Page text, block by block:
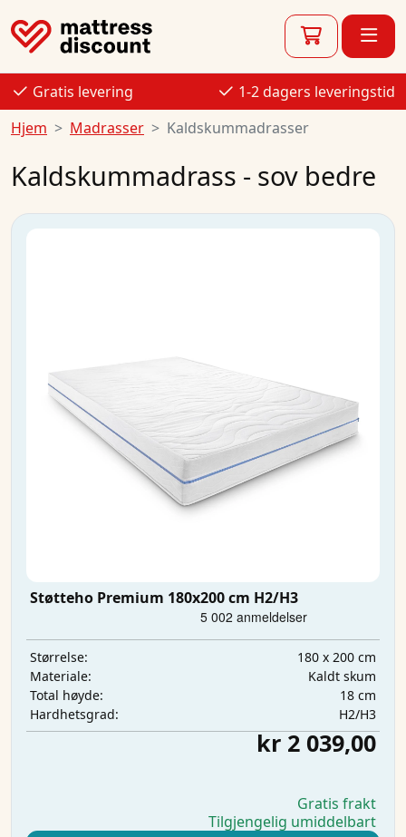
Gratis levering
1-2 dagers leveringstid
Hjem
Madrasser Kaldskummadrasser
Kaldskummadrass - sov bedre
Støtteho Premium 180x200 cm H2/H3
Størrelse:
180 x 200 cm
Materiale:
Kaldt skum
Total høyde:
18 cm
Hardhetsgrad:
H2/H3
kr 2 039,00
Gratis frakt
Tilgjengelig umiddelbart